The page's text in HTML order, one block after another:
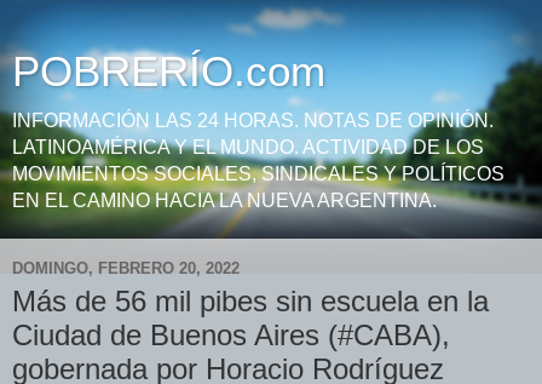
POBRERÍO.com
INFORMACIÓN LAS 24 HORAS. NOTAS DE OPINIÓN.
LATINOAMÉRICA Y EL MUNDO. ACTIVIDAD DE LOS
MOVIMIENTOS SOCIALES, SINDICALES Y POLÍTICOS
EN EL CAMINO HACIA LA NUEVA ARGENTINA.
DOMINGO, FEBRERO 20, 2022
Más de 56 mil pibes sin escuela en la
Ciudad de Buenos Aires (#CABA),
gobernada por Horacio Rodríguez